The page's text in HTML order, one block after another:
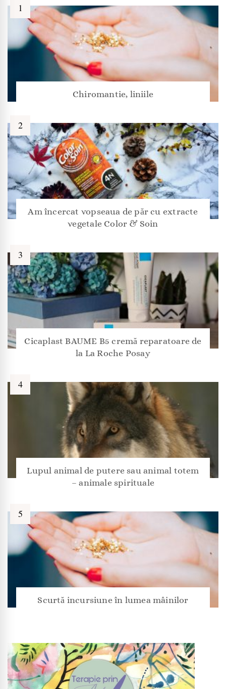
Chiromantie, liniile
Am încercat vopseaua de păr cu extracte
vegetale Color & Soin
Cicaplast BAUME B5 cremă reparatoare de
la La Roche Posay
Lupul animal de putere sau animal totem
– animale spirituale
Scurtă incursiune în lumea mâinilor